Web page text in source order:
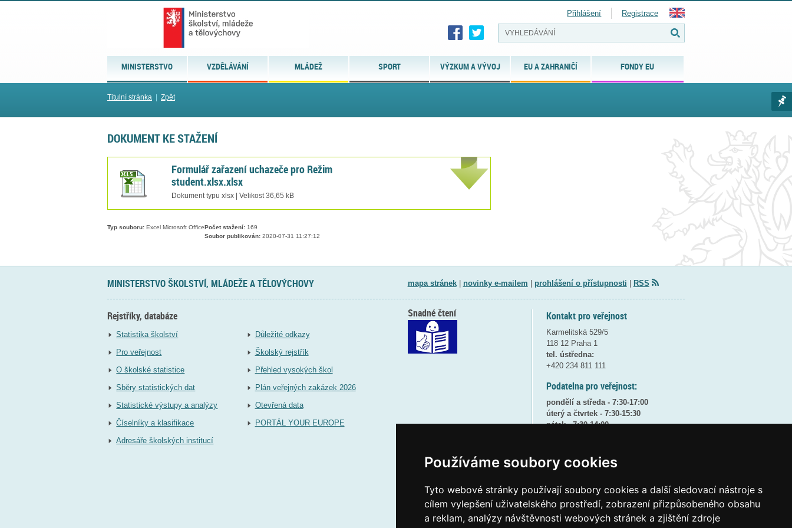
Používáme soubory cookies
Tyto webové stránky používají soubory cookies a další sledovací nástroje s
cílem vylepšení uživatelského prostředí, zobrazení přizpůsobeného obsahu
a reklam, analýzy návštěvnosti webových stránek a zjištění zdroje
MINISTERSTVO VZDĚLÁVÁNÍ MLÁDEŽ SPORT VÝZKUM A VÝVOJ EU A ZAHRANIČÍ FONDY EU
Přihlášení Registrace
Titulní stránka Zpět
DOKUMENT KE STAŽENÍ
Formulář zařazení uchazeče pro Režim
student.xlsx.xlsx
Dokument typu xlsx | Velikost 36,65 kB
Typ souboru: Excel Microsoft Office Počet stažení: 169
Soubor publikován: 2020-07-31 11:27:12
MINISTERSTVO ŠKOLSTVÍ, MLÁDEŽE A TĚLOVÝCHOVY mapa stránek| novinky e-mailem prohlášení o přístupnosti RSS
Rejstříky, databáze
Statistika školství
Pro veřejnost
O školské statistice
Sběry statistických dat
Statistické výstupy a analýzy
Číselníky a klasifikace
Adresáře školských institucí
Důležité odkazy
Školský rejstřík
Přehled vysokých škol
Plán veřejných zakázek 2026
Otevřená data
PORTÁL YOUR EUROPE
Kontakt pro veřejnost
Karmelitská 529/5
118 12 Praha 1
tel. ústředna:
+420 234 811 111
Podatelna pro veřejnost:
pondělí a středa - 7:30-17:00
úterý a čtvrtek - 7:30-15:30
pátek - 7:30-14:00
(více informacíZDE)
posta@msmtgovcz
ID datové schránky: vidaawt
Snadné čtení